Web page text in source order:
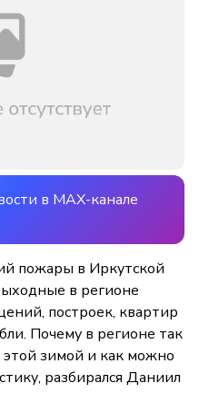
в MAX-канале
пожары в Иркутской
в регионе
построек, квартир
Почему в регионе так
этой зимой и как можно
разбирался Даниил